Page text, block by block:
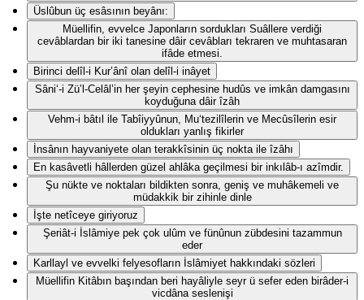
Üslûbun üç esâsının beyânı:
Müellifin, evvelce Japonların sordukları Suâllere verdiği
cevâblardan bir iki tanesine dâir cevâbları tekraren ve muhtasaran
ifâde etmesi.
Birinci delîl-i Kur’ânî olan delîl-i inâyet
Sâni‘-i Zü’l-Celâl’in her şeyin cephesine hudûs ve imkân damgasını
koyduğuna dâir îzâh
Vehm-i bâtıl ile Tabîiyyûnun, Mu‘tezilîlerin ve Mecûsîlerin esir
oldukları yanlış fikirler
İnsânın hayvaniyete olan terakkîsinin üç nokta ile îzâhı
En kasâvetli hâllerden güzel ahlâka geçilmesi bir inkılâb-ı azîmdir.
Şu nükte ve noktaları bildikten sonra, geniş ve muhâkemeli ve
müdakkik bir zihinle dinle
İşte netîceye giriyoruz
Şeriât-i İslâmiye pek çok ulûm ve fünûnun zübdesini tazammun
eder
Karllayl ve evvelki felyesofların İslâmiyet hakkındaki sözleri
Müellifin Kitâbın başından beri hayâliyle seyr ü sefer eden birâder-i
vicdâna seslenişi